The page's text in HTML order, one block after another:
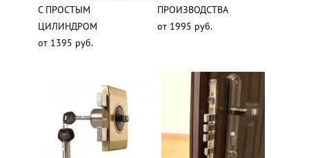
С ПРОСТЫМ
ЦИЛИНДРОМ
от 1395 руб.
ПРОИЗВОДСТВА
от 1995 руб.